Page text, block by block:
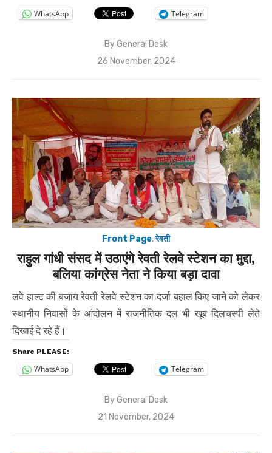
WhatsApp Telegram
ByGeneral Desk
Posted
26 November, 2024
Front Page,रेवती
राहुल गांधी संसद में उठाएंगे रेवती रेलवे स्टेशन का मुद्दा,
बलिया कांग्रेस नेता ने किया बड़ा दावा
लवे हाल्ट की बजाय रेवती रेलवे स्टेशन का दर्जा बहाल किए जाने को लेकर
स्थानीय निवासों के आंदोलन में राजनीतिक दल भी खूब दिलचस्पी लेते
दिखाई दे रहे हैं।
Share PLEASE:
WhatsApp Telegram
ByGeneral Desk
Posted
21 November, 2024